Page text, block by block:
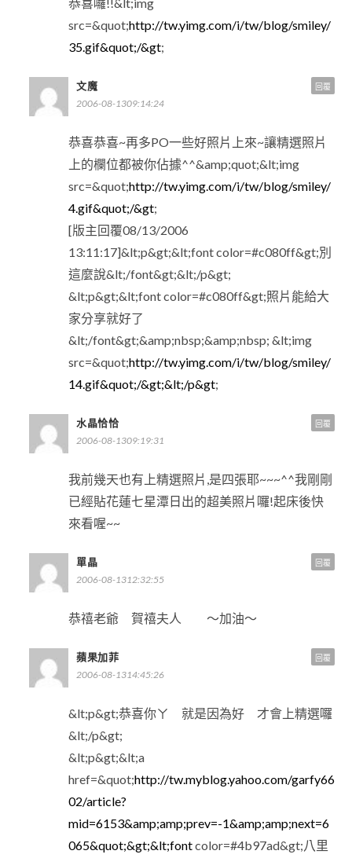
src=&quot;http://tw.yimg.com/i/tw/blog/smiley/
35.gif&quot;/&gt;
文魔
2006-08-1309:14:24
恭喜恭喜~再多PO一些好照片上來~讓精選照片
上的欄位都被你佔據^^&amp;quot;&lt;img
src=&quot;http://tw.yimg.com/i/tw/blog/smiley/
4.gif&quot;/&gt;
[版主回覆08/13/2006
13:11:17]&lt;p&gt;&lt;font color=#c080ff&gt;別
這麼說&lt;/font&gt;&lt;/p&gt;
&lt;p&gt;&lt;font color=#c080ff&gt;照片能給大
家分享就好了
&lt;/font&gt;&amp;nbsp;&amp;nbsp; &lt;img
src=&quot;http://tw.yimg.com/i/tw/blog/smiley/
14.gif&quot;/&gt;&lt;/p&gt;
回覆
水晶恰恰
2006-08-1309:19:31
我前幾天也有上精選照片,是四張耶~~~^^我剛剛
已經貼花蓮七星潭日出的超美照片囉!起床後快
來看喔~~
回覆
單晶
2006-08-1312:32:55
恭禧老爺 賀禧夫人 ～加油～
回覆
蘋果加菲
2006-08-1314:45:26
&lt;p&gt;恭喜你ㄚ 就是因為好 才會上精選囉
&lt;/p&gt;
&lt;p&gt;&lt;a
href=&quot;http://tw.myblog.yahoo.com/garfy66
02/article?
mid=6153&amp;amp;prev=-1&amp;amp;next=6
065&quot;&gt;&lt;fontcolor=#4b97ad&gt;八里
回覆